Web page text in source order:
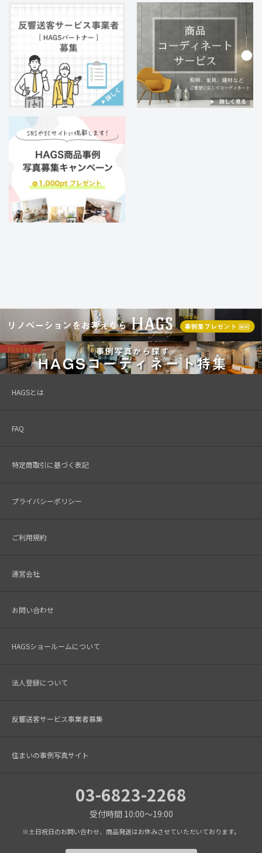
HAGSとは
FAQ
特定商取引に基づく表記
プライバシーポリシー
ご利用規約
運営会社
お問い合わせ
HAGSショールームについて
法人登録について
反響送客サービス事業者募集
住まいの事例写真サイト
03-6823-2268
受付時間 10:00～19:00
※土日祝日のお問い合わせ、商品発送はお休みさせていただいております。